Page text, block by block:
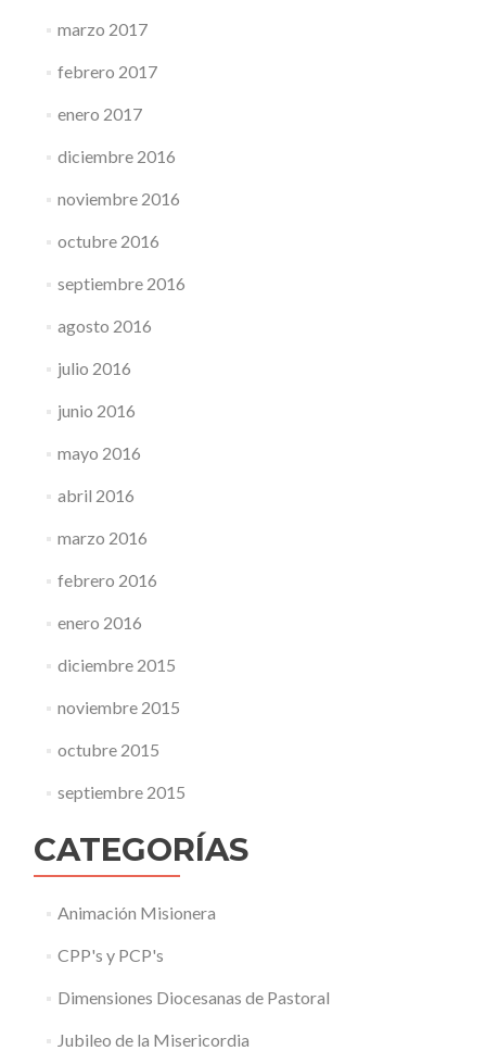
marzo 2017
febrero 2017
enero 2017
diciembre 2016
noviembre 2016
octubre 2016
septiembre 2016
agosto 2016
julio 2016
junio 2016
mayo 2016
abril 2016
marzo 2016
febrero 2016
enero 2016
diciembre 2015
noviembre 2015
octubre 2015
septiembre 2015
CATEGORÍAS
Animación Misionera
CPP's y PCP's
Dimensiones Diocesanas de Pastoral
Jubileo de la Misericordia